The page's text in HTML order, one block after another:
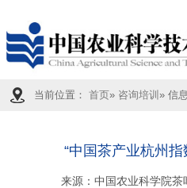
当前位置：首页» 咨询培训» 信
“中国茶产业杭州
来源： 中国农业科学院茶